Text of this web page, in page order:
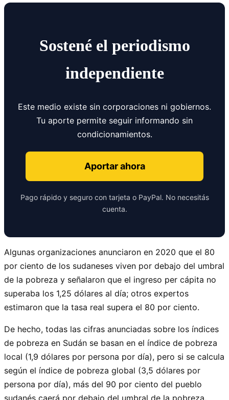
Sostené el periodismo
independiente
Este medio existe sin corporaciones ni gobiernos.
Tu aporte permite seguir informando sin
condicionamientos.
Aportar ahora
Pago rápido y seguro con tarjeta o PayPal. No necesitás
cuenta.
Algunas organizaciones anunciaron en 2020 que el 80
por ciento de los sudaneses viven por debajo del umbral
de la pobreza y señalaron que el ingreso per cápita no
superaba los 1,25 dólares al día; otros expertos
estimaron que la tasa real supera el 80 por ciento.
De hecho, todas las cifras anunciadas sobre los índices
de pobreza en Sudán se basan en el índice de pobreza
local (1,9 dólares por persona por día), pero si se calcula
según el índice de pobreza global (3,5 dólares por
persona por día), más del 90 por ciento del pueblo